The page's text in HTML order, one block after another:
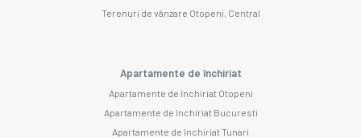
Terenuri de vânzare Otopeni, Central
Apartamente de închiriat
Apartamente de închiriat Otopeni
Apartamente de închiriat Bucuresti
Apartamente de închiriat Tunari